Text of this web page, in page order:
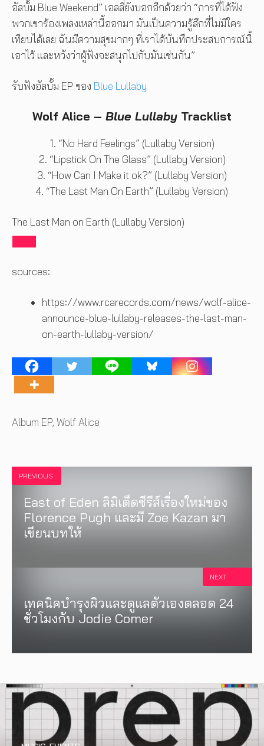
อัลบั้ม Blue Weekend” เอลลี่ยังบอกอีกด้วยว่า “การที่ได้ฟัง
พวกเขาร้องเพลงเหล่านี้ออกมา มันเป็นความรู้สึกที่ไม่มีใคร
เทียบได้เลย ฉันมีความสุขมากๆ ที่เราได้บันทึกประสบการณ์นี้
เอาไว้ และหวังว่าผู้ฟังจะสนุกไปกับมันเช่นกัน”
รับฟังอัลบั้ม EP ของ Blue Lullaby
Wolf Alice – Blue Lullaby Tracklist
1. “No Hard Feelings” (Lullaby Version)
2. “Lipstick On The Glass” (Lullaby Version)
3. “How Can I Make it ok?” (Lullaby Version)
4. “The Last Man On Earth” (Lullaby Version)
The Last Man on Earth (Lullaby Version)
sources:
https://www.rcarecords.com/news/wolf-alice-
announce-blue-lullaby-releases-the-last-man-
on-earth-lullaby-version/
Tags
Album EP, Wolf Alice
PREVIOUS
East of Eden ลิมิเต็ดซีรีส์เรื่องใหม่ของ
Florence Pugh และมี Zoe Kazan มา
เขียนบทให้
เทคนิคบำรุงผิวและดูแลตัวเองตลอด 24
ชั่วโมงกับ Jodie Comer
NEXT